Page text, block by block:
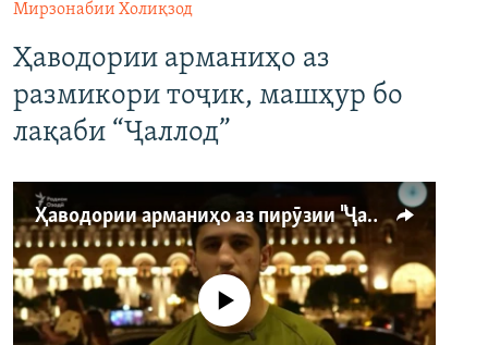
Мирзонабии Холиқзод
Ҳаводории арманиҳо аз
размикори тоҷик, машҳур бо
лақаби “Ҷаллод”
Ҳаводории арманиҳо аз пирӯзии "Ҷаллод"-и тоҷик
Феълан кор намекунад